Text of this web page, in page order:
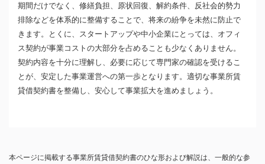
期間だけでなく、修繕負担、原状回復、解約条件、反社会的勢力
排除などを体系的に整備することで、将来の紛争を未然に防止で
きます。とくに、スタートアップや中小企業にとっては、オフィ
ス契約が事業コストの大部分を占めることも少なくありません。
契約内容を十分に理解し、必要に応じて専門家の確認を受けるこ
とが、安定した事業運営への第一歩となります。適切な事業所賃
貸借契約書を整備し、安心して事業拡大を進めましょう。
本ページに掲載する事業所賃貸借契約書のひな形および解説は、一般的な参